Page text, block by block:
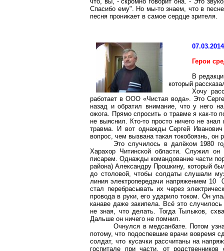
Спасибо ему". Но мы-то знаем, что в
песня проникает в самое сердце зрителя.
07.03.2014
Герои
В
который
Хочу
работает в ООО «Чистая вода». Это
назад и обратил внимание, что у него
ожога. Прямо спросить о травме я как-то
не выяснил. Кто-то просто ничего не знал
травма. И вот однажды Сергей Иванович
вопрос, чем вызвана такая токобоязнь, он
Это случилось в далёком 1980
Харахор Читинской области. Служил он
писарем. Однажды командование части
района) Александру Прошкину, который
до столовой, чтобы солдаты слушали
линия электропередачи напряжением 10
стал перебрасывать их через
провода в руки, его ударило током. Он
канаве даже закипела. Всё это
не зная, что делать. ТогдаТылыков,
Дальше он ничего не помнил.
Очнулся в медсанбате. Потом
потому, что подоспевшие врачи вовремя
солдат, что кусачки рассчитаны на
госпитале при части, от